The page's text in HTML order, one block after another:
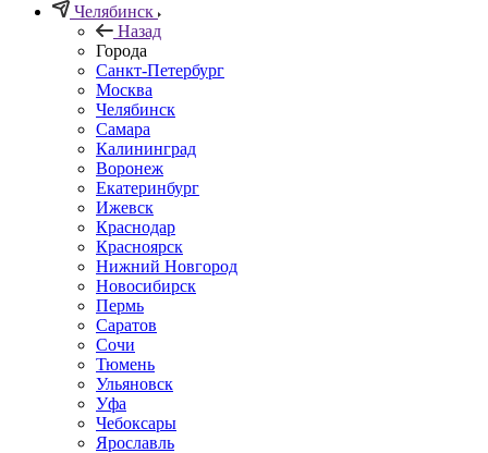
Челябинск
Назад
Города
Санкт-Петербург
Москва
Челябинск
Самара
Калининград
Воронеж
Екатеринбург
Ижевск
Краснодар
Красноярск
Нижний Новгород
Новосибирск
Пермь
Саратов
Сочи
Тюмень
Ульяновск
Уфа
Чебоксары
Ярославль